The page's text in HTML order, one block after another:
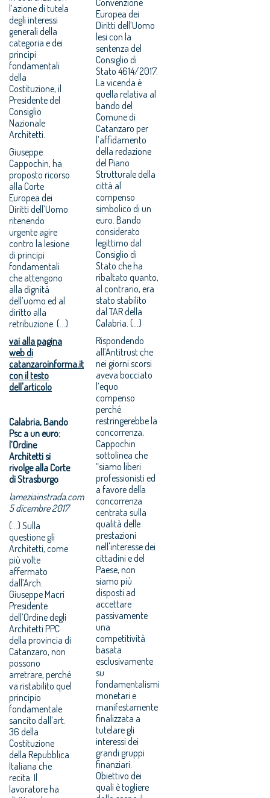
l’azione di tutela
degli interessi
generali della
categoria e dei
principi
fondamentali
della
Costituzione, il
Presidente del
Consiglio
Nazionale
Architetti.
Giuseppe
Cappochin, ha
proposto ricorso
alla Corte
Europea dei
Diritti dell’Uomo
ritenendo
urgente agire
contro la lesione
di principi
fondamentali
che attengono
alla dignità
dell’uomo ed al
diritto alla
retribuzione. (...)
vai alla pagina
web di
catanzaroinforma.it
con il testo
dell'articolo
Calabria, Bando
Psc a un euro:
l’Ordine
Architetti si
rivolge alla Corte
di Strasburgo
lameziainstrada.com
5 dicembre 2017
(...) Sulla
questione gli
Architetti, come
più volte
affermato
dall’Arch.
Giuseppe Macrì
Presidente
dell’Ordine degli
Architetti PPC
della provincia di
Catanzaro, non
possono
arretrare, perché
va ristabilito quel
principio
fondamentale
sancito dall’art.
36 della
Costituzione
della Repubblica
Italiana che
recita: Il
lavoratore ha
Europea dei
Diritti dell’Uomo
lesi con la
sentenza del
Consiglio di
Stato 4614/2017.
La vicenda è
quella relativa al
bando del
Comune di
Catanzaro per
l’affidamento
della redazione
del Piano
Strutturale della
città al
compenso
simbolico di un
euro. Bando
considerato
legittimo dal
Consiglio di
Stato che ha
ribaltato quanto,
al contrario, era
stato stabilito
dal TAR della
Calabria. (...)
Rispondendo
all’Antitrust che
nei giorni scorsi
aveva bocciato
l’equo
compenso
perché
restringerebbe la
concorrenza,
Cappochin
sottolinea che
“siamo liberi
professionisti ed
a favore della
concorrenza
centrata sulla
qualità delle
prestazioni
nell'interesse dei
cittadini e del
Paese, non
siamo più
disposti ad
accettare
passivamente
una
competitività
basata
esclusivamente
su
fondamentalismi
monetari e
manifestamente
finalizzata a
tutelare gli
interessi dei
grandi gruppi
finanziari.
Obiettivo dei
quali è togliere